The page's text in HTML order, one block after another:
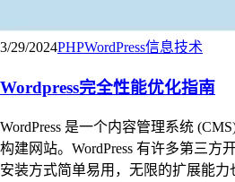
3/29/2024PHPWordPress信息技术
Wordpress完全性能优化指南
WordPress 是一个内容管理系统
构建网站。WordPress 有许多第三方
安装方式简单易用，无限的扩展能力